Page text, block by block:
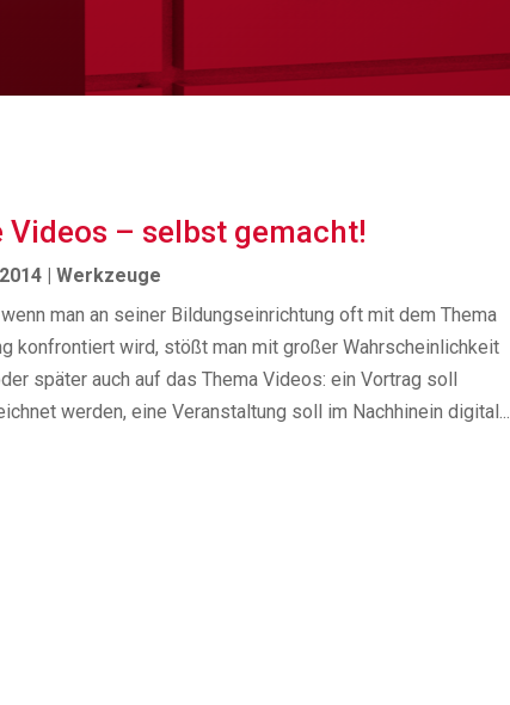
Videos – selbst gemacht!
|Werkzeuge
man an seiner Bildungseinrichtung oft mit dem Thema
konfrontiert wird, stößt man mit großer Wahrscheinlichkeit
später auch auf das Thema Videos: ein Vortrag soll
werden, eine Veranstaltung soll im Nachhinein digital...